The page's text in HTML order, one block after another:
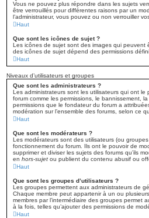
Vous ne pouvez plus répondre dans les sujets
être verrouillés pour différentes raisons par un
l’administrateur, vous pouvez ou non verrouiller
Haut
Que sont les icônes de sujet ?
Les icônes de sujet sont des images qui peuvent
des icônes de sujet dépend des permissions
Haut
Niveaux d’utilisateurs et groupes
Que sont les administrateurs ?
Les administrateurs sont les utilisateurs qui ont
forum comme les permissions, le bannissement,
permissions que le fondateur du forum a
modération sur l’ensemble des forums, selon ce
Haut
Que sont les modérateurs ?
Les modérateurs sont des utilisateurs (ou
fonctionnement du forum. Ils ont le pouvoir de
supprimer et diviser les sujets des forums qu’ils
en hors-sujet ou publient du contenu abusif ou
Haut
Que sont les groupes d’utilisateurs ?
Les groupes permettent aux administrateurs de
Chaque membre peut appartenir à un ou
membres par l’intermédiaire des groupes permet
à la fois, telles qu’ajouter des permissions de
Haut